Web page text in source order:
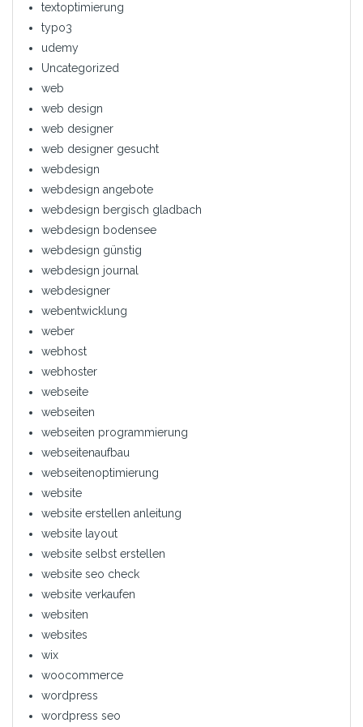
textoptimierung
typo3
udemy
Uncategorized
web
web design
web designer
web designer gesucht
webdesign
webdesign angebote
webdesign bergisch gladbach
webdesign bodensee
webdesign günstig
webdesign journal
webdesigner
webentwicklung
weber
webhost
webhoster
webseite
webseiten
webseiten programmierung
webseitenaufbau
webseitenoptimierung
website
website erstellen anleitung
website layout
website selbst erstellen
website seo check
website verkaufen
websiten
websites
wix
woocommerce
wordpress
wordpress seo